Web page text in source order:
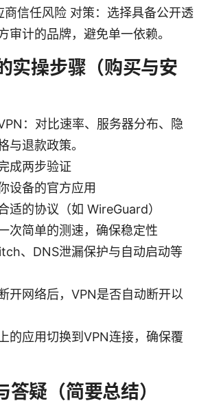
商信任风险 对策：选择具备公开透
审计的品牌，避免单一依赖。
实操步骤（购买与安
：对比速率、服务器分布、隐
与退款政策。
成两步验证
设备的官方应用
适的协议（如 WireGuard）
次简单的测速，确保稳定性
、DNS泄漏保护与自动启动等
开网络后，VPN是否自动断开以
的应用切换到VPN连接，确保覆
答疑（简要总结）